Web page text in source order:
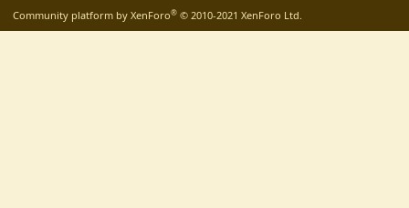
Community platform by XenForo® © 2010-2021 XenForo Ltd.